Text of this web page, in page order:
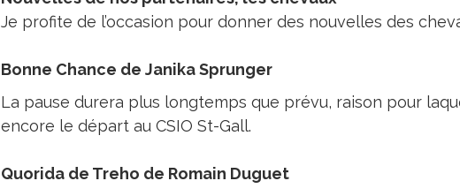
Je profite de l’occasion pour donner des nouvelles des
Bonne Chance de Janika Sprunger
La pause durera plus longtemps que prévu, raison pour
encore le départ au CSIO St-Gall.
Quorida de Treho de Romain Duguet